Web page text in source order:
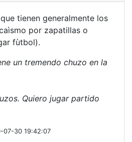
tienen generalmente los
por zapatillas o
fùtbol).
un tremendo chuzo en la
Quiero jugar partido
07-30 19:42:07